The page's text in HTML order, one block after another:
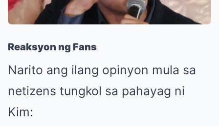
Reaksyon ng Fans
Narito ang ilang opinyon mula sa
netizens tungkol sa pahayag ni
Kim: